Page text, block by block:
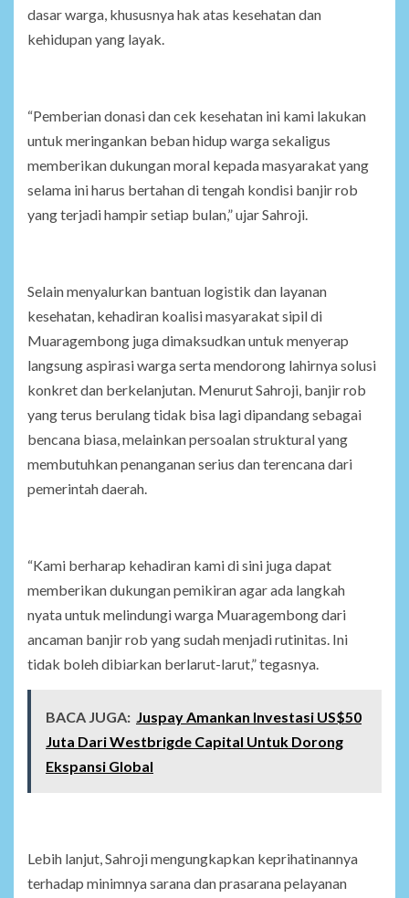
dasar warga, khususnya hak atas kesehatan dan
kehidupan yang layak.
“Pemberian donasi dan cek kesehatan ini kami lakukan
untuk meringankan beban hidup warga sekaligus
memberikan dukungan moral kepada masyarakat yang
selama ini harus bertahan di tengah kondisi banjir rob
yang terjadi hampir setiap bulan,” ujar Sahroji.
Selain menyalurkan bantuan logistik dan layanan
kesehatan, kehadiran koalisi masyarakat sipil di
Muaragembong juga dimaksudkan untuk menyerap
langsung aspirasi warga serta mendorong lahirnya solusi
konkret dan berkelanjutan. Menurut Sahroji, banjir rob
yang terus berulang tidak bisa lagi dipandang sebagai
bencana biasa, melainkan persoalan struktural yang
membutuhkan penanganan serius dan terencana dari
pemerintah daerah.
“Kami berharap kehadiran kami di sini juga dapat
memberikan dukungan pemikiran agar ada langkah
nyata untuk melindungi warga Muaragembong dari
ancaman banjir rob yang sudah menjadi rutinitas. Ini
tidak boleh dibiarkan berlarut-larut,” tegasnya.
BACA JUGA: Juspay Amankan Investasi US$50
Juta Dari Westbrigde Capital Untuk Dorong
Ekspansi Global
Lebih lanjut, Sahroji mengungkapkan keprihatinannya
terhadap minimnya sarana dan prasarana pelayanan